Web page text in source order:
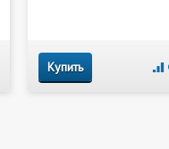
Купить